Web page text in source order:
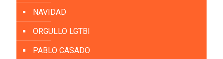
NAVIDAD
ORGULLO LGTBI
PABLO CASADO